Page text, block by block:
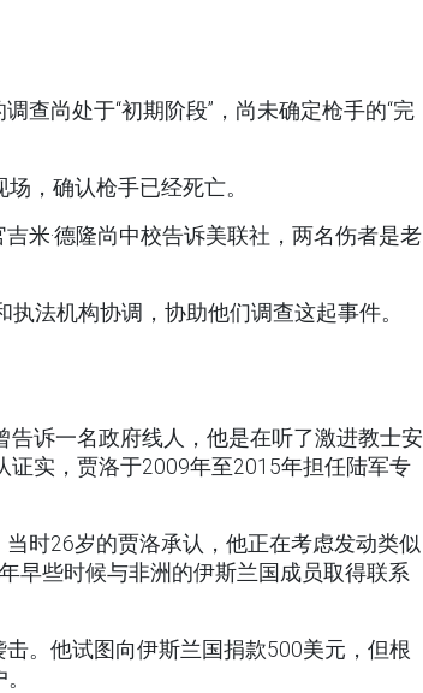
查尚处于“初期阶段”，尚未确定枪手的“完
，确认枪手已经死亡。
米·德隆尚中校告诉美联社，两名伤者是老
法机构协调，协助他们调查这起事件。
诉一名政府线人，他是在听了激进教士安
证实，贾洛于2009年至2015年担任陆军专
时26岁的贾洛承认，他正在考虑发动类似
早些时候与非洲的伊斯兰国成员取得联系
。他试图向伊斯兰国捐款500美元，但根